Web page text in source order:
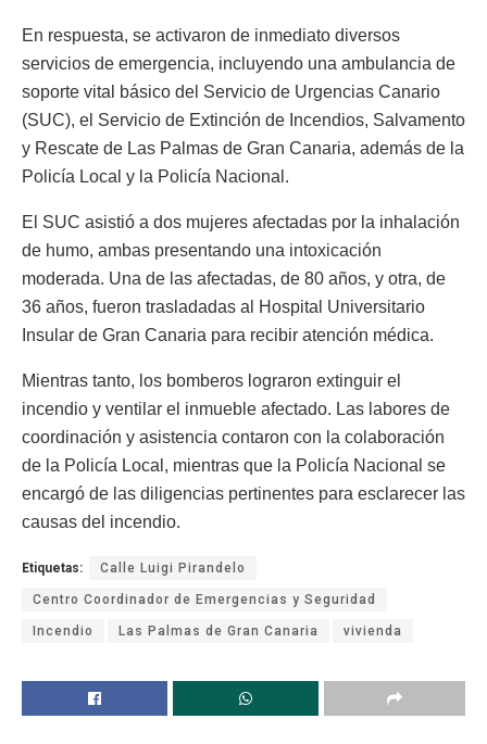
En respuesta, se activaron de inmediato diversos
servicios de emergencia, incluyendo una ambulancia de
soporte vital básico del Servicio de Urgencias Canario
(SUC), el Servicio de Extinción de Incendios, Salvamento
y Rescate de Las Palmas de Gran Canaria, además de la
Policía Local y la Policía Nacional.
El SUC asistió a dos mujeres afectadas por la inhalación
de humo, ambas presentando una intoxicación
moderada. Una de las afectadas, de 80 años, y otra, de
36 años, fueron trasladadas al Hospital Universitario
Insular de Gran Canaria para recibir atención médica.
Mientras tanto, los bomberos lograron extinguir el
incendio y ventilar el inmueble afectado. Las labores de
coordinación y asistencia contaron con la colaboración
de la Policía Local, mientras que la Policía Nacional se
encargó de las diligencias pertinentes para esclarecer las
causas del incendio.
Etiquetas: Calle Luigi Pirandelo
Centro Coordinador de Emergencias y Seguridad
Incendio Las Palmas de Gran Canaria vivienda